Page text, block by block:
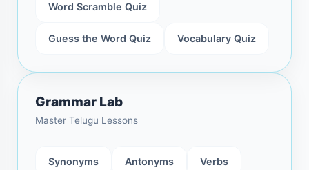
Word Scramble Quiz
Guess the Word Quiz Vocabulary Quiz
Grammar Lab
Master Telugu Lessons
Synonyms Antonyms Verbs